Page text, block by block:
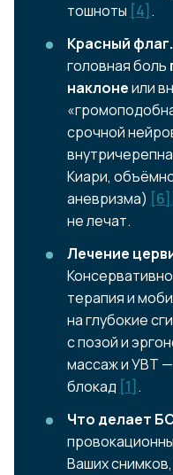
тошноты [4] .
Красный флаг.
головная боль
наклонеили
срочной
Киари,
аневризма) [6]
не лечат.
Лечение
терапия и
на глубокие
с позой и
массаж и УВТ
блокад [1] .
Что делает
Ваших